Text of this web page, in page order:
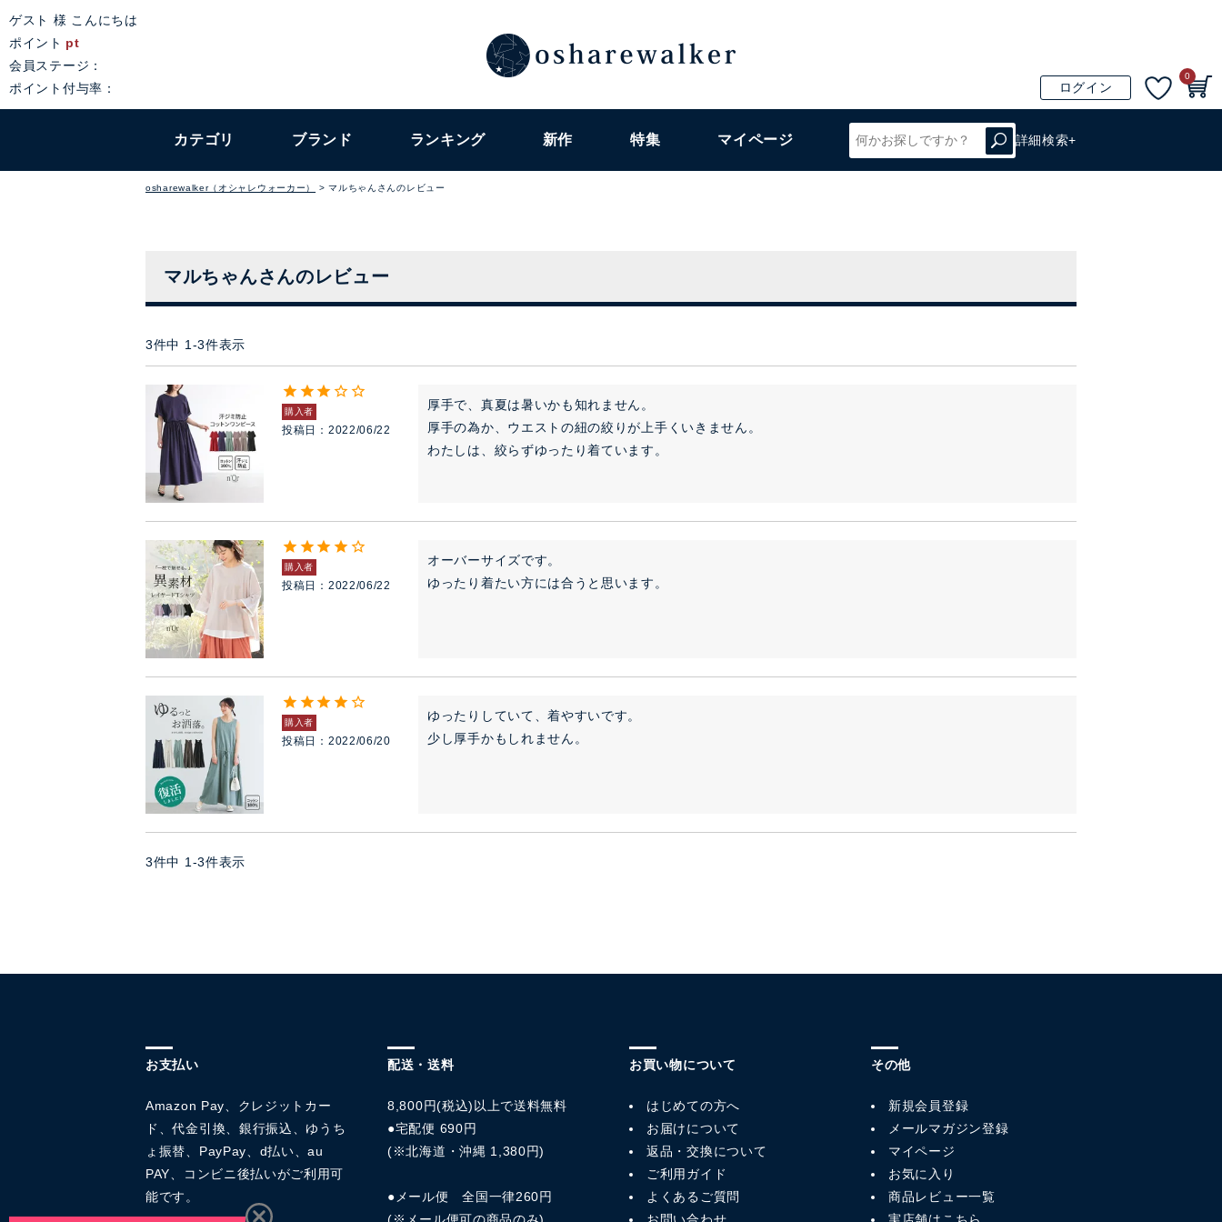
ゲスト 様 こんにちは
ポイント pt
会員ステージ：
ポイント付与率：
ログイン
0
カテゴリ ブランド ランキング 新作 特集 マイページ 詳細検索+
osharewalker（オシャレウォーカー） マルちゃんさんのレビュー
マルちゃんさんのレビュー
3件中 1 -3件表示
購入者
投稿日 2022/06/22
厚手で、真夏は暑いかも知れません。
厚手の為か、ウエストの紐の絞りが上手くいきません。
わたしは、絞らずゆったり着ています。
購入者
投稿日 2022/06/22
オーバーサイズです。
ゆったり着たい方には合うと思います。
購入者
投稿日 2022/06/20
ゆったりしていて、着やすいです。
少し厚手かもしれません。
3件中 1 -3件表示
お支払い
Amazon Pay、クレジットカー
ド、代金引換、銀行振込、ゆうち
ょ振替、PayPay、d払い、au
PAY、コンビニ後払いがご利用可
能です。
配送・送料
8,800円(税込)以上で送料無料
●宅配便 690円
(※北海道・沖縄 1,380円)
●メール便 全国一律260円
お買い物について
はじめての方へ
お届けについて
返品・交換について
ご利用ガイド
よくあるご質問
その他
新規会員登録
メールマガジン登録
マイページ
お気に入り
商品レビュー一覧